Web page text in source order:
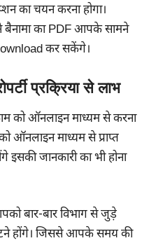
का चयन करना होगा।
का PDF आपके सामने
कर सकेंगे।
प्रक्रिया से लाभ
को ऑनलाइन माध्यम से करना
ऑनलाइन माध्यम से प्राप्त
जानकारी का भी होना
बार-बार विभाग से जुड़े
होंगे। जिससे आपके समय की